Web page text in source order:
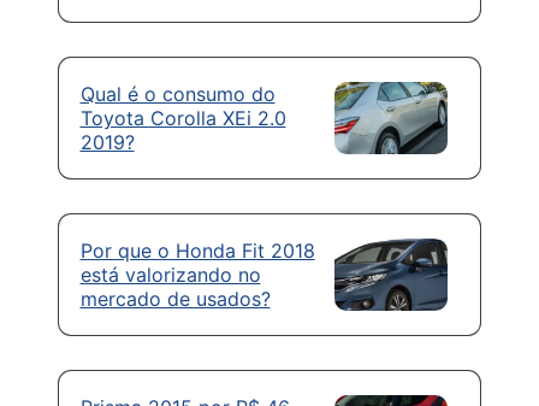
Qual é o consumo do
Toyota Corolla XEi 2.0
2019?
Por que o Honda Fit 2018
está valorizando no
mercado de usados?